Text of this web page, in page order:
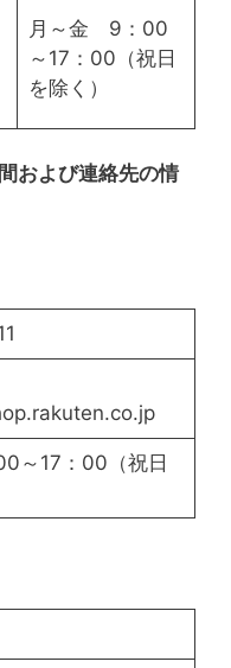
月～金 9：00
～17：00（祝日
を除く）
および連絡先の情
～17：00（祝日